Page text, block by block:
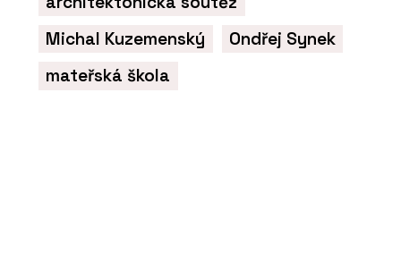
Michal Kuzemenský
Ondřej Synek
mateřská škola